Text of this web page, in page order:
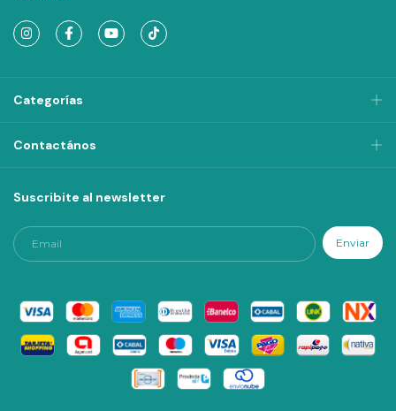
Categorías
Contactános
Suscribite al newsletter